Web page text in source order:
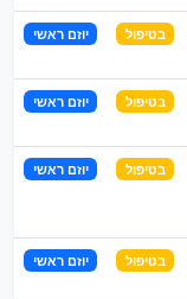
בטיפול יוזם ראשי
בטיפול יוזם ראשי
בטיפול יוזם ראשי
בטיפול יוזם ראשי